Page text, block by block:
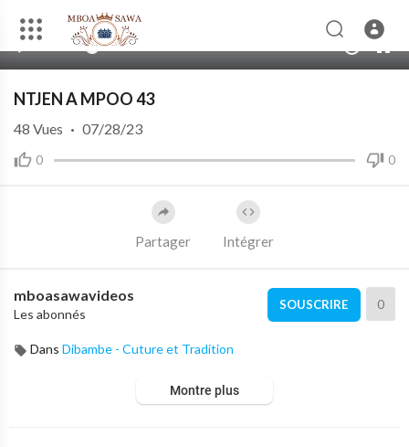
NTJEN A MPOO 43
0 0
48 Vues · 07/28/23
Partager Intégrer
mboasawavideos
Les abonnés
SOUSCRIRE 0
Dans Dibambe - Cuture et Tradition
Montre plus